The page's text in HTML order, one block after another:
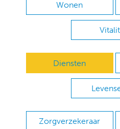
Wonen
Diensten
Zorgverzekeraar